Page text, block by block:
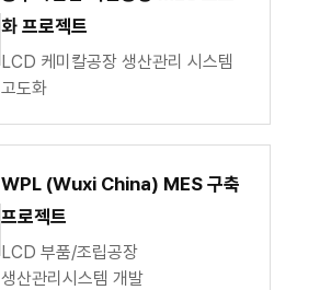
화 프로젝트
LCD 케미칼공장 생산관리 시스템
고도화
WPL (Wuxi China) MES 구축
프로젝트
LCD 부품/조립공장
생산관리시스템 개발